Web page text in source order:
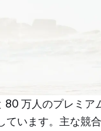
万人のプレミ
います。主な競